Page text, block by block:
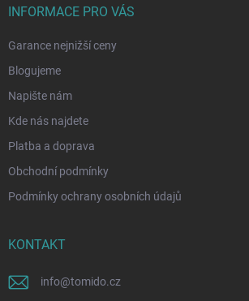
INFORMACE PRO VÁS
Garance nejnižší ceny
Blogujeme
Napište nám
Kde nás najdete
Platba a doprava
Obchodní podmínky
Podmínky ochrany osobních údajů
KONTAKT
info@tomido.cz